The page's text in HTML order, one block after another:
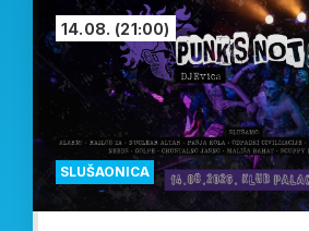
SLUŠAONICA
14.08. (21:00)